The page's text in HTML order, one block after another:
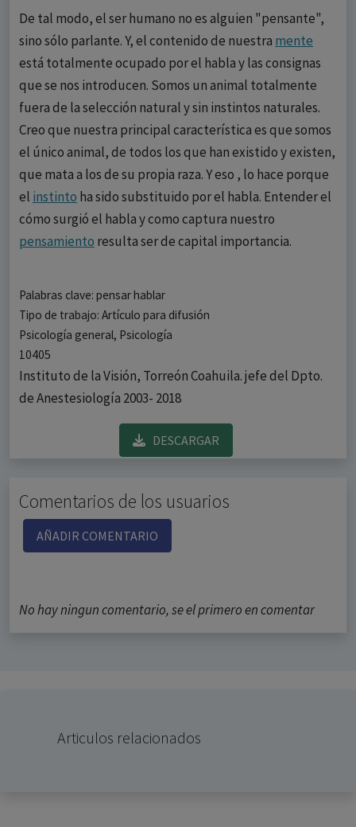
De tal modo, el ser humano no es alguien "pensante",
sino sólo parlante. Y, el contenido de nuestra mente
está totalmente ocupado por el habla y las consignas
que se nos introducen. Somos un animal totalmente
fuera de la selección natural y sin instintos naturales.
Creo que nuestra principal característica es que somos
el único animal, de todos los que han existido y existen,
que mata a los de su propia raza. Y eso , lo hace porque
el instinto ha sido substituido por el habla. Entender el
cómo surgió el habla y como captura nuestro
pensamiento resulta ser de capital importancia.
Palabras clave: pensar hablar
Tipo de trabajo: Artículo para difusión
Psicología general, Psicología
10405
Instituto de la Visión, Torreón Coahuila. jefe del Dpto.
de Anestesiología 2003- 2018
DESCARGAR
Comentarios de los usuarios
AÑADIR COMENTARIO
No hay ningun comentario, se el primero en comentar
Articulos relacionados